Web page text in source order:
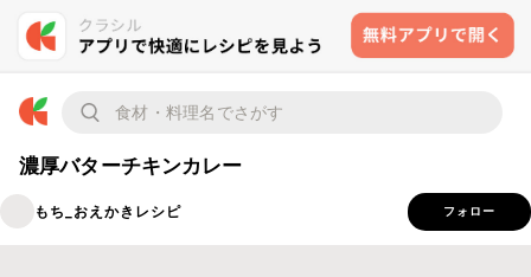
濃厚バターチキンカレー
もち_おえかきレシピ フォロー